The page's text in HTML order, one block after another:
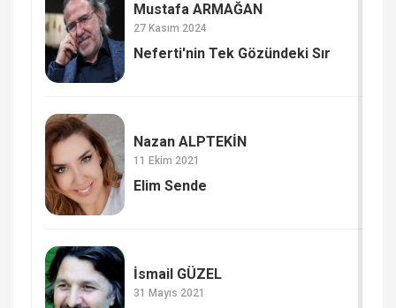
Mustafa ARMAĞAN
27 Kasım 2024
Neferti'nin Tek Gözündeki Sır
Nazan ALPTEKİN
11 Ekim 2021
Elim Sende
İsmail GÜZEL
31 Mayıs 2021